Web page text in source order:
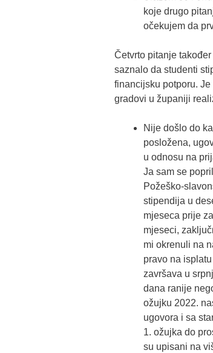
koje drugo
očekujem da
Četvrto pitanje
saznalo da studenti
financijsku potporu.
gradovi u županiji
Nije došlo do
posložena,
u odnosu na
Ja sam se
Požeško-
stipendija u
mjeseca prije
mjeseci,
mi okrenuli na
pravo na
završava u
dana ranije
ožujku 2022.
ugovora i sa
1. ožujka do
su upisani na